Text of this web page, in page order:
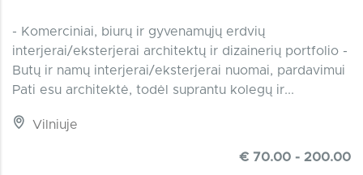
- Komerciniai, biurų ir gyvenamųjų erdvių
interjerai/eksterjerai architektų ir dizainerių portfolio -
Butų ir namų interjerai/eksterjerai nuomai, pardavimui
Pati esu architektė, todėl suprantu kolegų ir...
Vilniuje
€ 70.00 - 200.00